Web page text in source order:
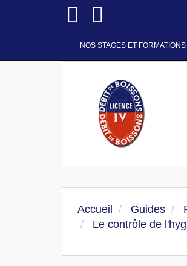
NOS STAGES ET FORMATIONS
Accueil Guides
Le contrôle de